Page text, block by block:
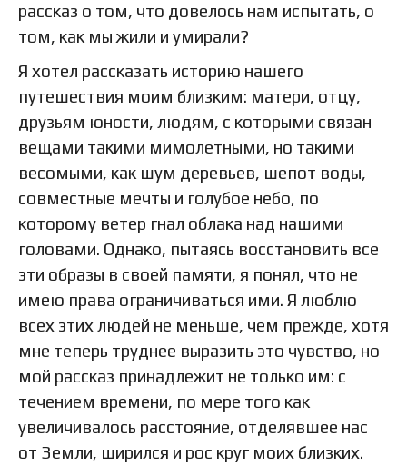
рассказ о том, что довелось нам испытать, о
том, как мы жили и умирали?
Я хотел рассказать историю нашего
путешествия моим близким: матери, отцу,
друзьям юности, людям, с которыми связан
вещами такими мимолетными, но такими
весомыми, как шум деревьев, шепот воды,
совместные мечты и голубое небо, по
которому ветер гнал облака над нашими
головами. Однако, пытаясь восстановить все
эти образы в своей памяти, я понял, что не
имею права ограничиваться ими. Я люблю
всех этих людей не меньше, чем прежде, хотя
мне теперь труднее выразить это чувство, но
мой рассказ принадлежит не только им: с
течением времени, по мере того как
увеличивалось расстояние, отделявшее нас
от Земли, ширился и рос круг моих близких.